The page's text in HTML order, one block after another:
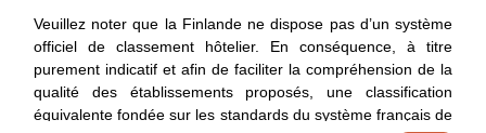
De 60 à 31 jours du départ : 75 % du montant TTC du
De 30 jours au jour du départ : 100 % du montant TTC du
voyage
Veuillez noter que la Finlande ne dispose pas d’un système
officiel de classement hôtelier. En conséquence, à titre
purement indicatif et afin de faciliter la compréhension de la
qualité des établissements proposés, une classification
équivalente fondée sur les standards du système français de